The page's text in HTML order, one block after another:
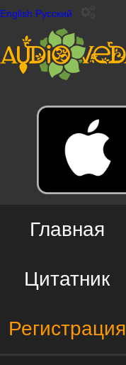
English Русский
Главная
Цитатник
Регистрация